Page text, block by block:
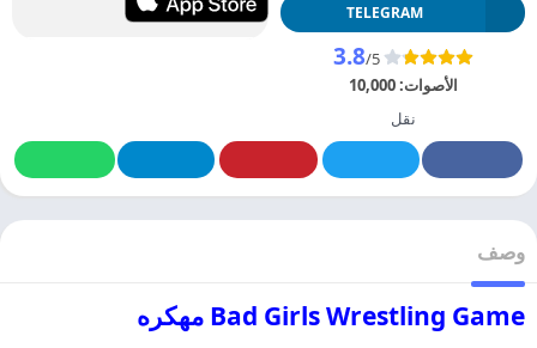
TELEGRAM
3.8/5
الأصوات:10,000
نقل
وصف
Bad Girls Wrestling Game مهكره